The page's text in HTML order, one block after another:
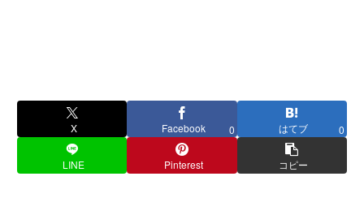
X Facebook 0 はてブ 0
LINE Pinterest コピー